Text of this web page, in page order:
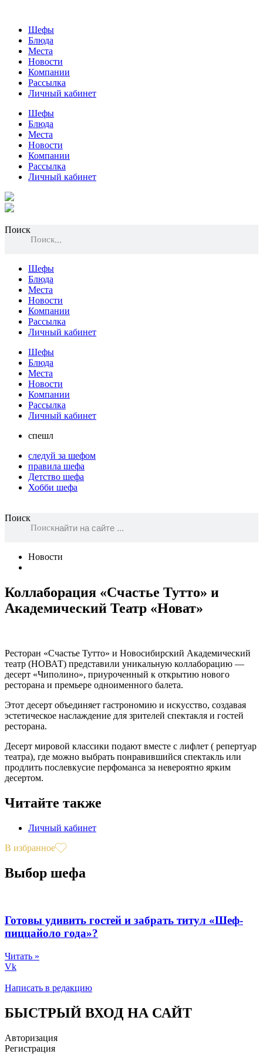
Шефы
Блюда
Места
Новости
Компании
Рассылка
Личный кабинет
Шефы
Блюда
Места
Новости
Компании
Рассылка
Личный кабинет
Поиск
Поиск
Шефы
Блюда
Места
Новости
Компании
Рассылка
Личный кабинет
Шефы
Блюда
Места
Новости
Компании
Рассылка
Личный кабинет
спешл
следуй за шефом
правила шефа
Детство шефа
Хобби шефа
Поиск
Поиск
Новости
Коллаборация «Счастье Тутто» и
Академический Театр «Новат»
Ресторан «Счастье Тутто» и Новосибирский Академический
театр (НОВАТ) представили уникальную коллаборацию —
десерт «Чиполино», приуроченный к открытию нового
ресторана и премьере одноименного балета.
Этот десерт объединяет гастрономию и искусство, создавая
эстетическое наслаждение для зрителей спектакля и гостей
ресторана.
Десерт мировой классики подают вместе с лифлет ( репертуар
театра), где можно выбрать понравившийся спектакль или
продлить послевкусие перфоманса за невероятно ярким
десертом.
Читайте также
Личный кабинет
В избранное
Выбор шефа
Готовы удивить гостей и забрать титул «Шеф-
пиццайоло года»?
Читать »
Vk
Написать в редакцию
БЫСТРЫЙ ВХОД НА САЙТ
Авторизация
Регистрация